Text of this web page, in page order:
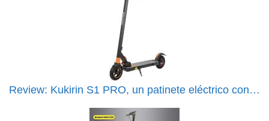
Review: Kukirin S1 PRO, un patinete eléctrico con…